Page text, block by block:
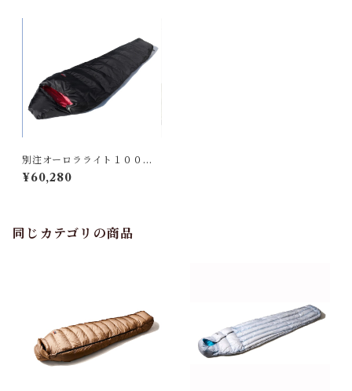
別注オーロラライト１０００D
X BLK / BLK
¥60,280
同じカテゴリの商品